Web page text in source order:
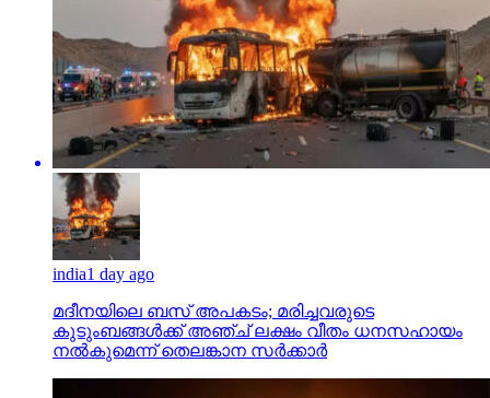
india1 day ago
മദീനയിലെ ബസ് അപകടം; മരിച്ചവരുടെ
കുടുംബങ്ങള്‍ക്ക് അഞ്ച് ലക്ഷം വീതം ധനസഹായം
നല്‍കുമെന്ന് തെലങ്കാന സര്‍ക്കാര്‍